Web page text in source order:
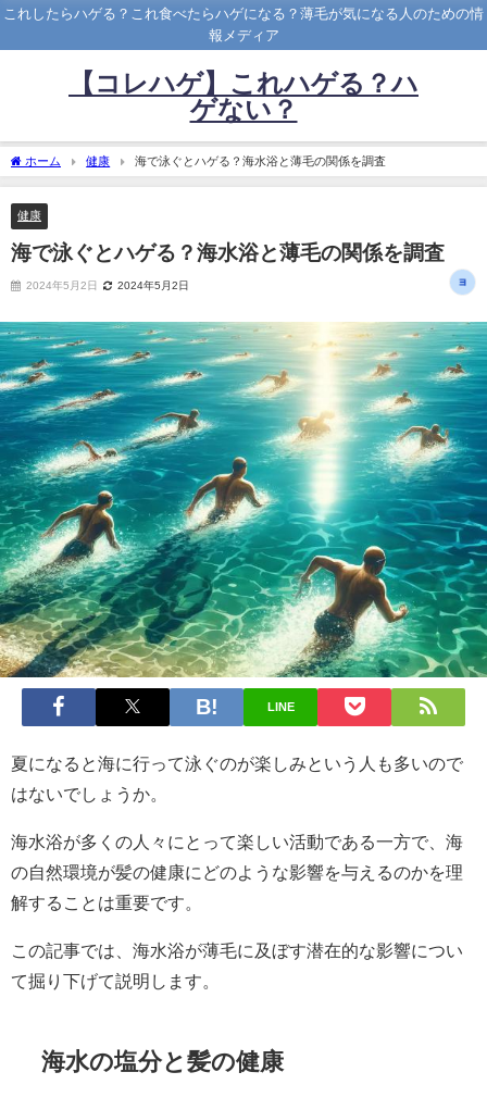
これしたらハゲる？これ食べたらハゲになる？薄毛が気になる人のための情
報メディア
【コレハゲ】これハゲる？ハ
ゲない？
ホーム 健康 海で泳ぐとハゲる？海水浴と薄毛の関係を調査
健康
海で泳ぐとハゲる？海水浴と薄毛の関係を調査
2024年5月2日 2024年5月2日
LINE
夏になると海に行って泳ぐのが楽しみという人も多いので
はないでしょうか。
海水浴が多くの人々にとって楽しい活動である一方で、海
の自然環境が髪の健康にどのような影響を与えるのかを理
解することは重要です。
この記事では、海水浴が薄毛に及ぼす潜在的な影響につい
て掘り下げて説明します。
海水の塩分と髪の健康